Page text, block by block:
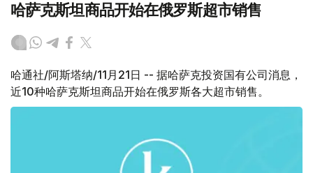
哈萨克斯坦商品开始在俄罗斯超市销售
哈通社/阿斯塔纳/11月21日 -- 据哈萨克投资国有公司消息，
近10种哈萨克斯坦商品开始在俄罗斯各大超市销售。